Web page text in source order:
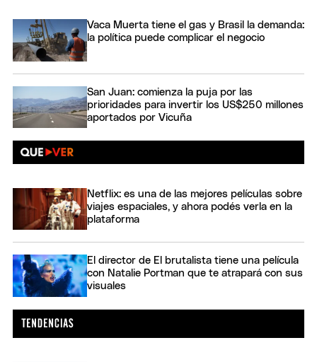
Vaca Muerta tiene el gas y Brasil la demanda:
la política puede complicar el negocio
San Juan: comienza la puja por las
prioridades para invertir los US$250 millones
aportados por Vicuña
Netflix: es una de las mejores películas sobre
viajes espaciales, y ahora podés verla en la
plataforma
El director de El brutalista tiene una película
con Natalie Portman que te atrapará con sus
visuales